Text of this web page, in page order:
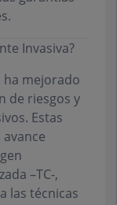
Invasiva?
ha mejorado
de riesgos y
Estas
–TC-,
las técnicas